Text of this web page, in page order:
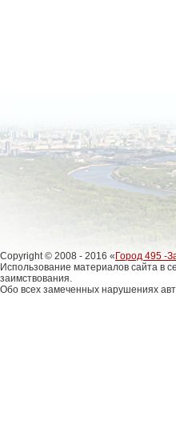
Copyright © 2008 - 2016 « Город 495 -
Использование материалов сайта в
заимствования.
Обо всех замеченных нарушениях